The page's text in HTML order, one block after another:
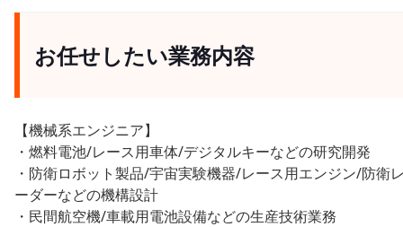
お任せしたい業務内容
【機械系エンジニア】
・燃料電池/レース用車体/デジタルキーなどの研究開発
・防衛ロボット製品/宇宙実験機器/レース用エンジン/防衛
ーダーなどの機構設計
・民間航空機/車載用電池設備などの生産技術業務